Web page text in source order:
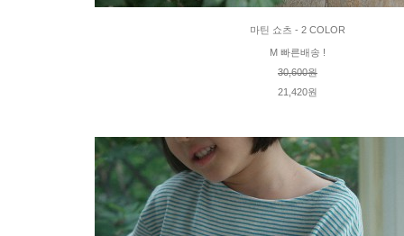
마틴 쇼츠 - 2 COLOR
M 빠른배송 !
30,600원
21,420원